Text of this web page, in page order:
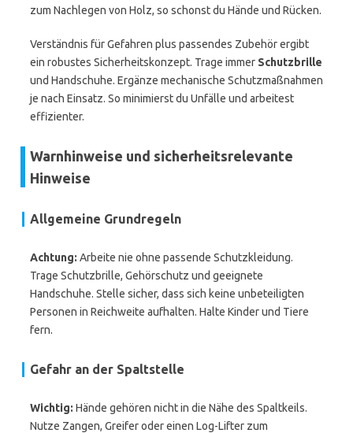
zum Nachlegen von Holz, so schonst du Hände und Rücken.
Verständnis für Gefahren plus passendes Zubehör ergibt
ein robustes Sicherheitskonzept. Trage immer Schutzbrille
und Handschuhe. Ergänze mechanische Schutzmaßnahmen
je nach Einsatz. So minimierst du Unfälle und arbeitest
effizienter.
Warnhinweise und sicherheitsrelevante
Hinweise
Allgemeine Grundregeln
Achtung: Arbeite nie ohne passende Schutzkleidung.
Trage Schutzbrille, Gehörschutz und geeignete
Handschuhe. Stelle sicher, dass sich keine unbeteiligten
Personen in Reichweite aufhalten. Halte Kinder und Tiere
fern.
Gefahr an der Spaltstelle
Wichtig: Hände gehören nicht in die Nähe des Spaltkeils.
Nutze Zangen, Greifer oder einen Log-Lifter zum